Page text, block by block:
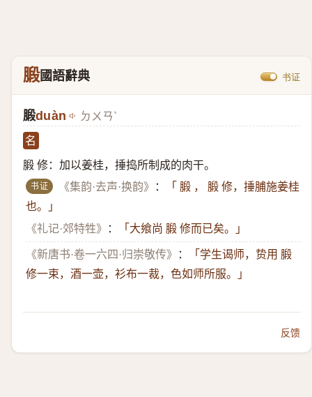
腶國語辭典 书证
腶duàn ㄉㄨㄢˋ
名
腶 修：加以姜桂，捶捣所制成的肉干。
书证 《集韵·去声·换韵》 ：
「 腶 ， 腶 修，捶脯施姜桂
也。」
《礼记·郊特牲》
： 「大飨尚 腶 修而已矣。」
《新唐书·卷一六四·归崇敬传》 ：
「学生谒师，贽用 腶
修一束，酒一壶，衫布一裁，色如师所服。」
反馈